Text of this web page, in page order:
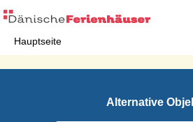
Hauptseite
Alternative